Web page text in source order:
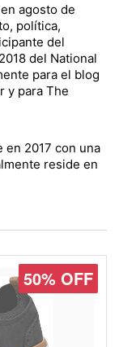
agosto de
política,
del
del National
para el blog
y para The
en 2017 con una
reside en
50% OFF